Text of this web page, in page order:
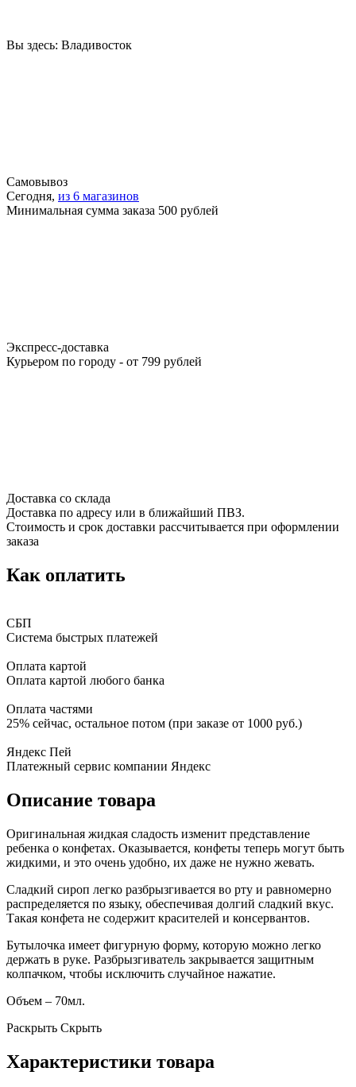
Вы здесь: Владивосток
Самовывоз
Сегодня, из 6 магазинов
Минимальная сумма заказа 500 рублей
Экспресс-доставка
Курьером по городу - от 799 рублей
Доставка со склада
Доставка по адресу или в ближайший ПВЗ.
Стоимость и срок доставки рассчитывается при оформлении
заказа
Как оплатить
СБП
Система быстрых платежей
Оплата картой
Оплата картой любого банка
Оплата частями
25% сейчас, остальное потом (при заказе от 1000 руб.)
Яндекс Пей
Платежный сервис компании Яндекс
Описание товара
Оригинальная жидкая сладость изменит представление
ребенка о конфетах. Оказывается, конфеты теперь могут быть
жидкими, и это очень удобно, их даже не нужно жевать.
Сладкий сироп легко разбрызгивается во рту и равномерно
распределяется по языку, обеспечивая долгий сладкий вкус.
Такая конфета не содержит красителей и консервантов.
Бутылочка имеет фигурную форму, которую можно легко
держать в руке. Разбрызгиватель закрывается защитным
колпачком, чтобы исключить случайное нажатие.
Объем – 70мл.
Раскрыть Скрыть
Характеристики товара